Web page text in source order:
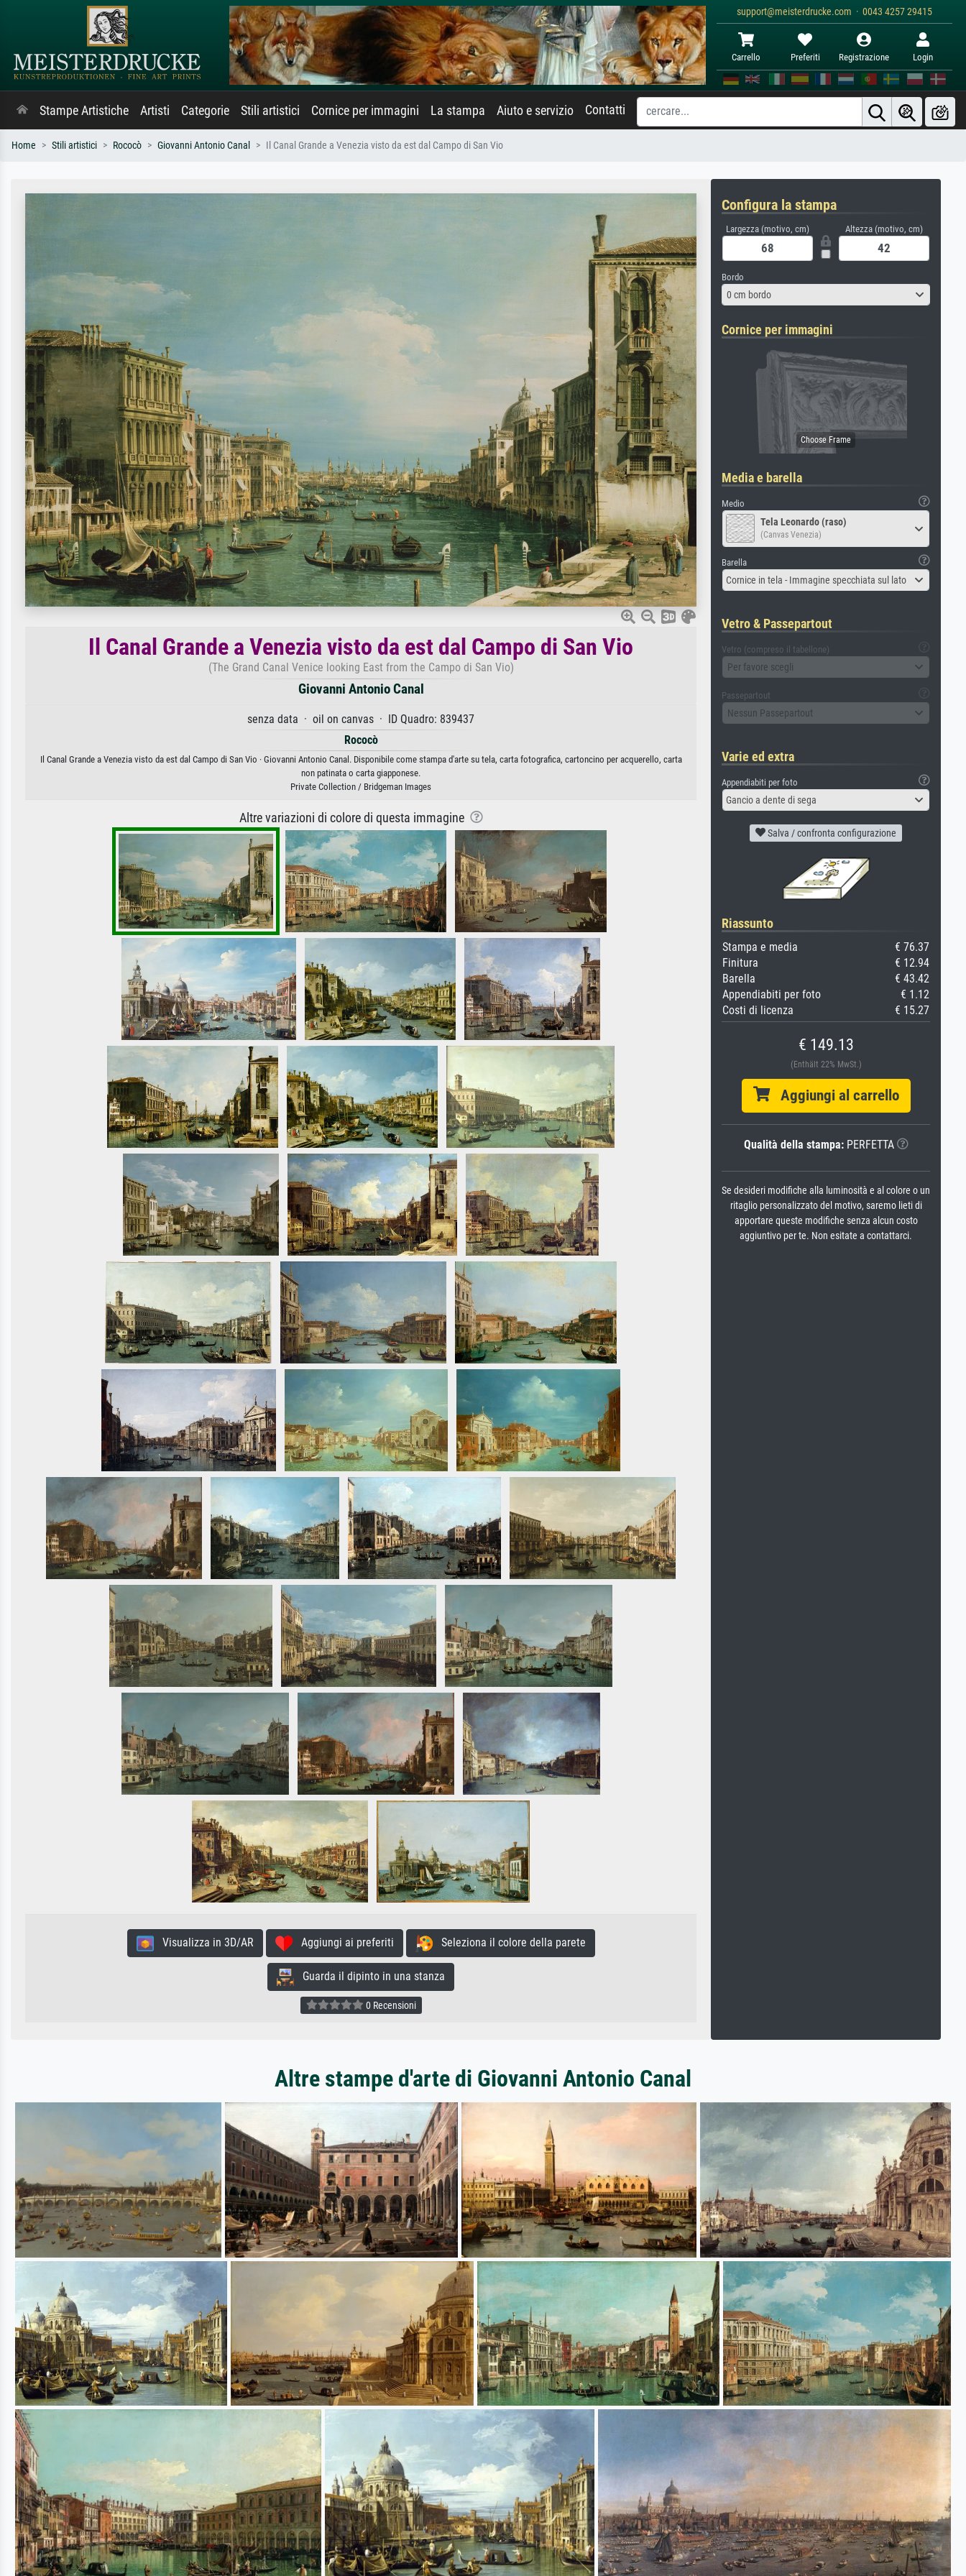
support@meisterdrucke.com · 0043 4257 29415
Carrello Preferiti Registrazione Login
Stampe Artistiche Artisti Categorie Stili artistici Cornice per immagini La stampa Aiuto e servizio Contatti
Home Stili artistici Rococò Giovanni Antonio Canal Il Canal Grande a Venezia visto da est dal Campo di San Vio
Il Canal Grande a Venezia visto da est dal Campo di San Vio
(The Grand Canal Venice looking East from the Campo di San Vio)
Giovanni Antonio Canal
senza data · oil on canvas · ID Quadro: 839437
Rococò
Il Canal Grande a Venezia visto da est dal Campo di San Vio · Giovanni Antonio Canal. Disponibile come stampa d'arte su tela, carta fotografica, cartoncino per acquerello, carta
non patinata o carta giapponese.
Private Collection / Bridgeman Images
Altre variazioni di colore di questa immagine
Visualizza in 3D/AR Aggiungi ai preferiti Seleziona il colore della parete
Guarda il dipinto in una stanza
0 Recensioni
Configura la stampa
Largezza (motivo, cm) Altezza (motivo, cm)
Bordo
0 cm bordo
Cornice per immagini
Media e barella
Medio
Tela Leonardo (raso)
(Canvas Venezia)
Barella
Cornice in tela - Immagine specchiata sul lato
Vetro & Passepartout
Vetro (compreso il tabellone)
Per favore scegli
Passepartout
Nessun Passepartout
Varie ed extra
Appendiabiti per foto
Gancio a dente di sega
Salva / confronta configurazione
Riassunto
Stampa e media
€ 76.37
Finitura
€ 12.94
Barella
€ 43.42
Appendiabiti per foto
€ 1.12
Costi di licenza
€ 15.27
€ 149.13
(Enthält 22% MwSt.)
Aggiungi al carrello
Qualità della stampa:PERFETTA
Se desideri modifiche alla luminosità e al colore o un
ritaglio personalizzato del motivo, saremo lieti di
apportare queste modifiche senza alcun costo
aggiuntivo per te. Non esitate a contattarci.
Altre stampe d'arte di Giovanni Antonio Canal